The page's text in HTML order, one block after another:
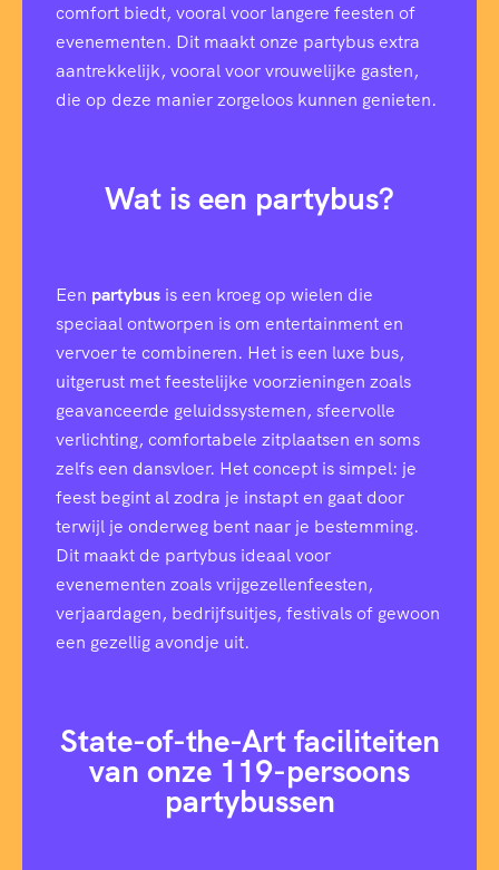
comfort biedt, vooral voor langere feesten of
evenementen. Dit maakt onze partybus extra
aantrekkelijk, vooral voor vrouwelijke gasten,
die op deze manier zorgeloos kunnen genieten.
Wat is een partybus?
Een partybus is een kroeg op wielen die
speciaal ontworpen is om entertainment en
vervoer te combineren. Het is een luxe bus,
uitgerust met feestelijke voorzieningen zoals
geavanceerde geluidssystemen, sfeervolle
verlichting, comfortabele zitplaatsen en soms
zelfs een dansvloer. Het concept is simpel: je
feest begint al zodra je instapt en gaat door
terwijl je onderweg bent naar je bestemming.
Dit maakt de partybus ideaal voor
evenementen zoals vrijgezellenfeesten,
verjaardagen, bedrijfsuitjes, festivals of gewoon
een gezellig avondje uit.
State-of-the-Art faciliteiten
van onze 119-persoons
partybussen